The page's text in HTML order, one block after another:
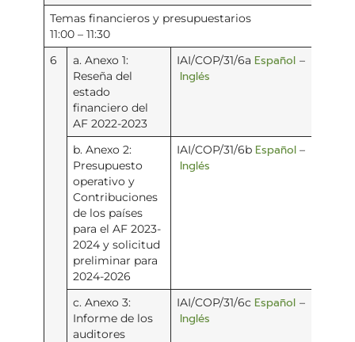
Temas financieros y presupuestarios
11:00 – 11:30
6
a. Anexo 1:
Reseña del
estado
financiero del
AF 2022-2023
IAI/COP/31/6a Español –
Inglés
b. Anexo 2:
Presupuesto
operativo y
Contribuciones
de los países
para el AF 2023-
2024 y solicitud
preliminar para
2024-2026
IAI/COP/31/6b Español–
Inglés
c. Anexo 3:
Informe de los
auditores
IAI/COP/31/6c Español –
Inglés